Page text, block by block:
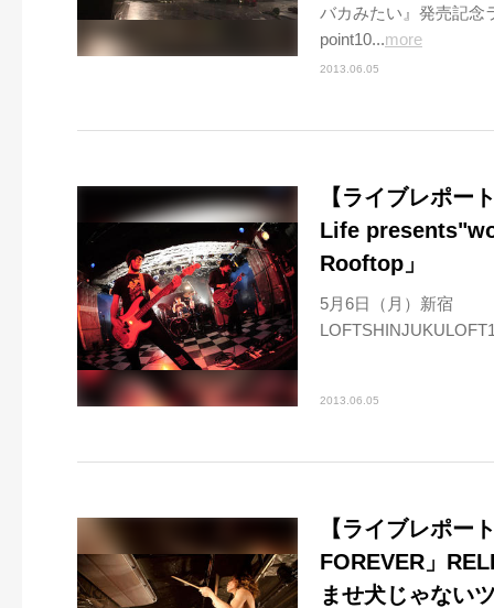
バカみたい』発売記念
point10...more
2013.06.05
【ライブレポー
Life
Rooftop」
5月6日（月）新宿
2013.06.05
【ライブレポ
FOREVER」
ませ犬じゃない